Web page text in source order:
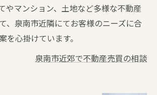
やマンション、土地など多様な不動産
、泉南市近隣にてお客様のニーズに合
を心掛けています。
泉南市近郊で不動産売買の相談